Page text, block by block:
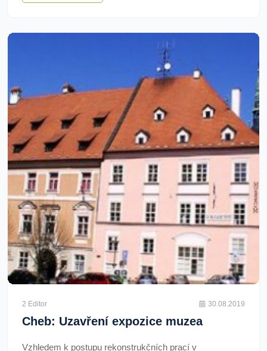
2 Editor 30.08.2019
Cheb: Uzavření expozice muzea
Vzhledem k postupu rekonstrukčních prací v